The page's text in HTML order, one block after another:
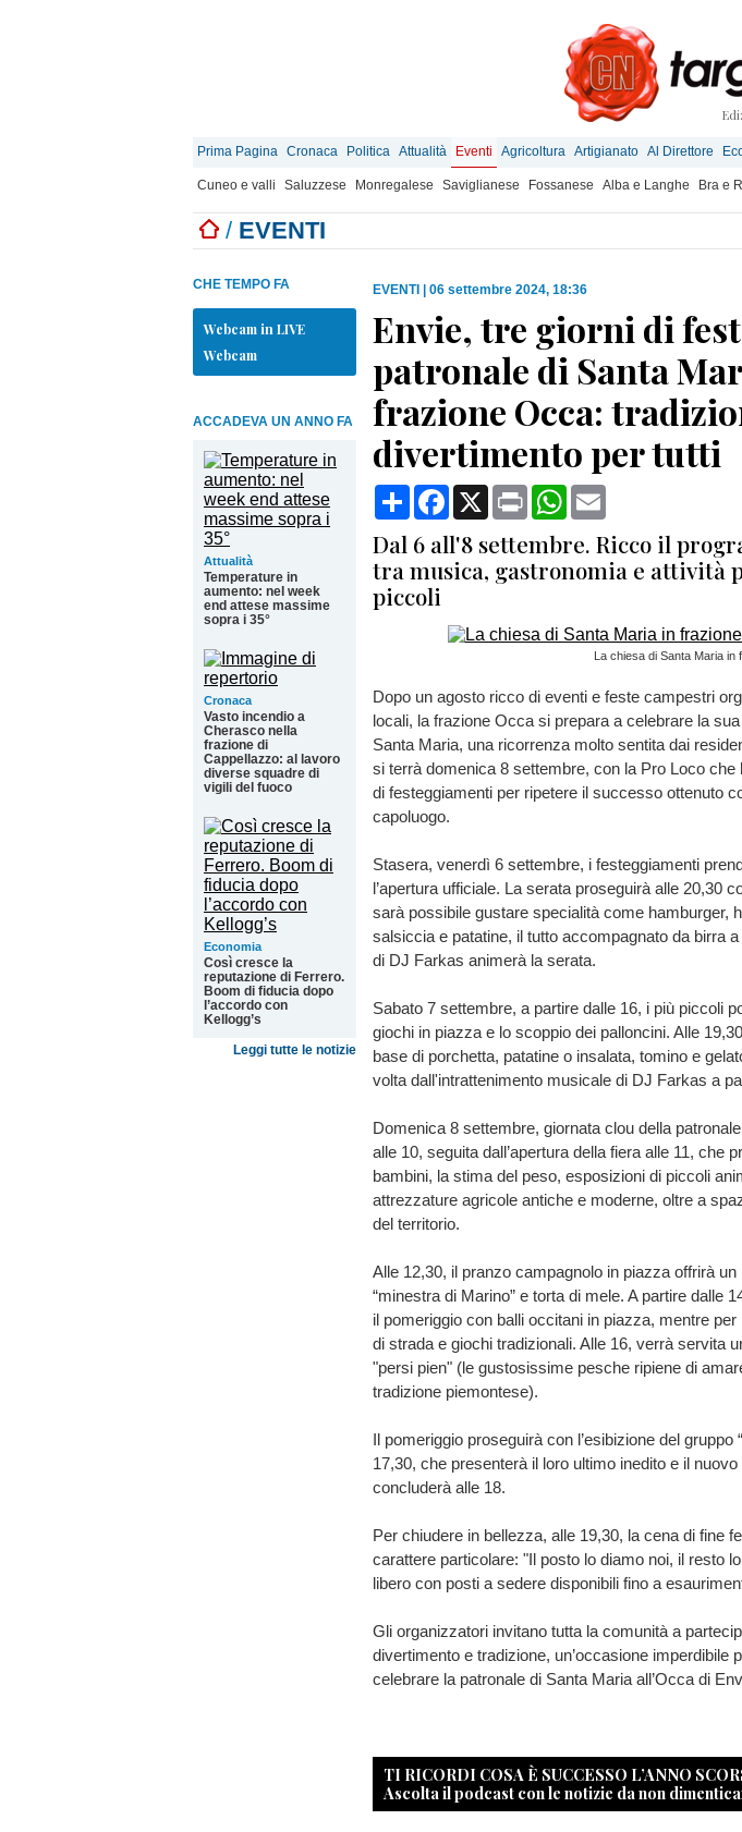
Prima Pagina Cronaca Politica Attualità Eventi Agricoltura Artigianato Al Direttore
Cuneo e valli Saluzzese Monregalese Saviglianese Fossanese Alba e Langhe Bra e
/ EVENTI
CHE TEMPO FA
Webcam in LIVE
Webcam
ACCADEVA UN ANNO FA
Attualità
Temperature in
aumento: nel week
end attese massime
sopra i 35°
Cronaca
Vasto incendio a
Cherasco nella
frazione di
Cappellazzo: al lavoro
diverse squadre di
vigili del fuoco
Economia
Così cresce la
reputazione di Ferrero.
Boom di fiducia dopo
l’accordo con
Kellogg’s
Leggi tutte le notizie
EVENTI 06 settembre 2024, 18:36
Envie, tre giorni di
patronale di Santa
frazione Occa:
divertimento per tutti
CondividiFacebook
X Print WhatsApp
Dal 6 all'8 settembre. Ricco il
tra musica, gastronomia e attività
piccoli
La chiesa di Santa Maria in
Dopo un agosto ricco di eventi e feste campestri
locali, la frazione Occa si prepara a celebrare la
Santa Maria, una ricorrenza molto sentita dai
si terrà domenica 8 settembre, con la Pro Loco che
di festeggiamenti per ripetere il successo ottenuto
capoluogo.
Stasera, venerdì 6 settembre, i festeggiamenti
l’apertura ufficiale. La serata proseguirà alle 20,30
sarà possibile gustare specialità come hamburger,
salsiccia e patatine, il tutto accompagnato da birra
di DJ Farkas animerà la serata.
Sabato 7 settembre, a partire dalle 16, i più piccoli
giochi in piazza e lo scoppio dei palloncini. Alle
base di porchetta, patatine o insalata, tomino e
volta dall'intrattenimento musicale di DJ Farkas a
Domenica 8 settembre, giornata clou della
alle 10, seguita dall’apertura della fiera alle 11, che
bambini, la stima del peso, esposizioni di piccoli
attrezzature agricole antiche e moderne, oltre a
del territorio.
Alle 12,30, il pranzo campagnolo in piazza offrirà
“minestra di Marino” e torta di mele. A partire dalle
il pomeriggio con balli occitani in piazza, mentre
di strada e giochi tradizionali. Alle 16, verrà servita
"persi pien" (le gustosissime pesche ripiene di
tradizione piemontese).
Il pomeriggio proseguirà con l’esibizione del gruppo
17,30, che presenterà il loro ultimo inedito e il
concluderà alle 18.
Per chiudere in bellezza, alle 19,30, la cena di fine
carattere particolare: "Il posto lo diamo noi, il resto
libero con posti a sedere disponibili fino a
Gli organizzatori invitano tutta la comunità a
divertimento e tradizione, un’occasione imperdibile
celebrare la patronale di Santa Maria all’Occa di
TI RICORDI COSA È SUCCESSO L’ANNO
Ascolta il podcast con le notizie da non